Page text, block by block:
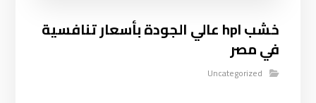
خشب hpl عالي الجودة بأسعار تنافسية
في مصر
Uncategorized